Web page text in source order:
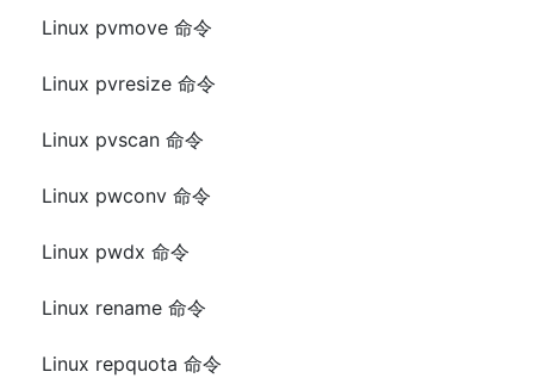
Linux pvmove 命令
Linux pvresize 命令
Linux pvscan 命令
Linux pwconv 命令
Linux pwdx 命令
Linux rename 命令
Linux repquota 命令